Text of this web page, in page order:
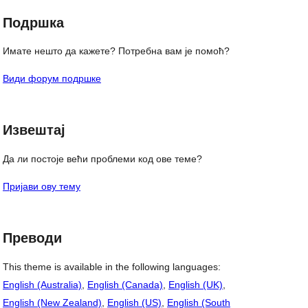
Подршка
Имате нешто да кажете? Потребна вам је помоћ?
Види форум подршке
Извештај
Да ли постоје већи проблеми код ове теме?
Пријави ову тему
Преводи
This theme is available in the following languages:
English (Australia)
English (Canada) English (UK)
English (New Zealand)
English (US)
English (South